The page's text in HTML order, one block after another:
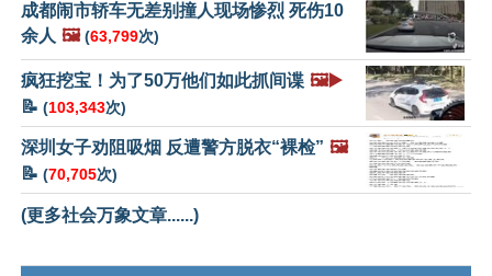
成都闹市轿车无差别撞人现场惨烈 死伤10
余人 🖼️ (63,799次)
疯狂挖宝！为了50万他们如此抓间谍 🖼️▶️
📝 (103,343次)
深圳女子劝阻吸烟 反遭警方脱衣“裸检” 🖼️
📝 (70,705次)
(更多社会万象文章......)